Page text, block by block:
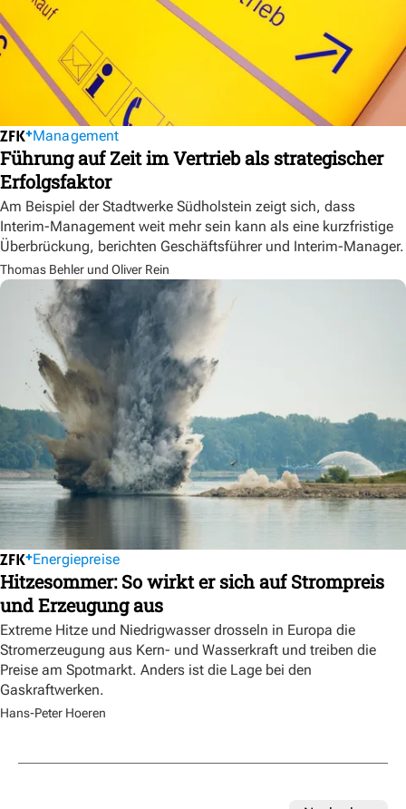
Management
Führung auf Zeit im Vertrieb als strategischer
Erfolgsfaktor
Am Beispiel der Stadtwerke Südholstein zeigt sich, dass
Interim-Management weit mehr sein kann als eine kurzfristige
Überbrückung, berichten Geschäftsführer und Interim-Manager.
Thomas Behler und Oliver Rein
Energiepreise
Hitzesommer: So wirkt er sich auf Strompreis
und Erzeugung aus
Extreme Hitze und Niedrigwasser drosseln in Europa die
Stromerzeugung aus Kern- und Wasserkraft und treiben die
Preise am Spotmarkt. Anders ist die Lage bei den
Gaskraftwerken.
Hans-Peter Hoeren